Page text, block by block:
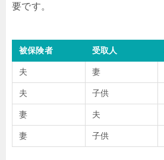
要です。
被保険者 受取人
夫 妻
夫 子供
妻 夫
妻 子供